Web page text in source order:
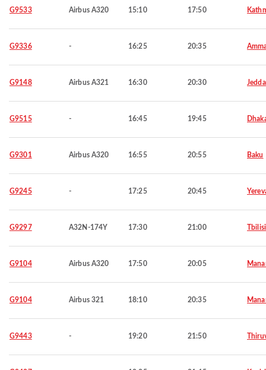
G9533 Airbus A320 15:10 17:50
G9336 - 16:25 20:35
G9148 Airbus A321 16:30 20:30
G9515 - 16:45 19:45
G9301 Airbus A320 16:55 20:55 Baku
G9245 - 17:25 20:45
G9297 A32N-174Y 17:30 21:00 Tbilisi
G9104 Airbus A320 17:50 20:05
G9104 Airbus 321 18:10 20:35
G9443 - 19:20 21:50